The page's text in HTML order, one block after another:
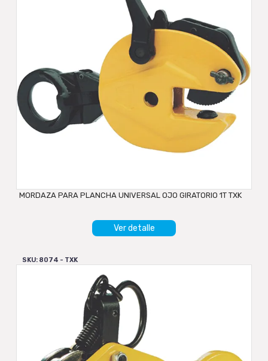
MORDAZA PARA PLANCHA UNIVERSAL OJO GIRATORIO 1T TXK
Ver detalle
SKU: 8074 - TXK